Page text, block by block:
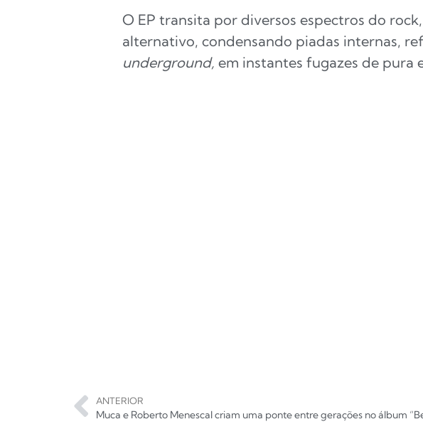
O EP transita por diversos espectros do
alternativo, condensando piadas internas,
underground, em instantes fugazes de pura
ANTERIOR
Muca e Roberto Menescal criam uma ponte entre gerações no álbum